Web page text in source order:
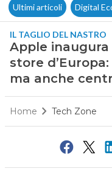
Ultimi articoli Digital
IL TAGLIO DEL NASTRO
Apple
store
ma anche
Home Tech Zone